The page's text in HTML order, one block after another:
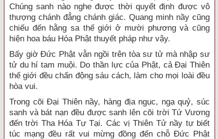
Chúng sanh nào nghe được thời quyết định được vô
thượng chánh đẳng chánh giác. Quang minh nầy cũng
chiếu đến hằng sa thế giới ở mười phương và cũng
hiện hoa báu Hóa Phật thuyết pháp như vậy.
Bấy giờ Đức Phật vẫn ngồi trên tòa sư tử mà nhập sư
tử du hí tam muội. Do thần lực của Phật, cả Đại Thiên
thế giới đều chấn động sáu cách, làm cho mọi loài đều
hòa vui.
Trong cõi Đại Thiên nầy, hàng địa ngục, ngạ quỷ, súc
sanh và bát nạn đều được sanh lên cõi trời Tứ Vương
đến trời Tha Hóa Tự Tại. Các vị Thiên Tử nầy tự biết
túc mạng đều rất vui mừng đồng đến chỗ Đức Phật